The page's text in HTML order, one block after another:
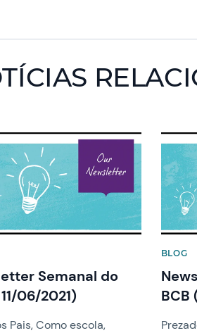
Semanal do
06/2021)
Pais, Como escola,
News
BLOG
BCB